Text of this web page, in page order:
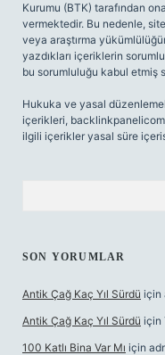
Kurumu (BTK) tarafından
vermektedir. Bu nedenle,
veya araştırma
yazdıkları içeriklerin
bu sorumluluğu kabul etmiş
Hukuka ve yasal
içerikleri,
ilgili içerikler yasal süre
SON YORUMLAR
Antik Çağ Kaç Yıl Sürdü için
Antik Çağ Kaç Yıl Sürdü için
100 Katlı Bina Var Mı için